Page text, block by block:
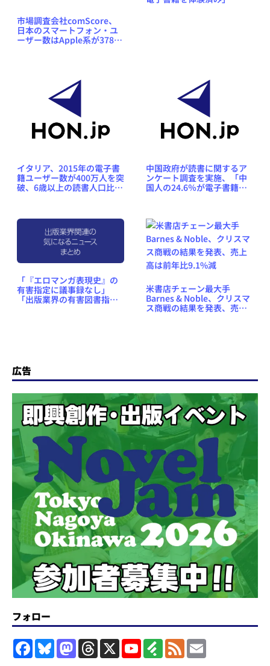
市場調査会社comScore、
日本のスマートフォン・ユ
ーザー数はApple系が378万
イタリア、2015年の電子書
籍ユーザー数が400万人を突
破、6歳以上の読書人口比で
中国政府が読書に関するア
ンケート調査を実施、「中
国人の24.6％が電子書籍を
「『エロマンガ表現史』の
有害指定に議事録なし」
「出版業界の有害図書指定
米書店チェーン最大手
Barnes & Noble、クリスマ
ス商戦の結果を発表、売上
広告
フォロー
F
a
B
M
a
T
h
X
Y
o
F
e
F
e